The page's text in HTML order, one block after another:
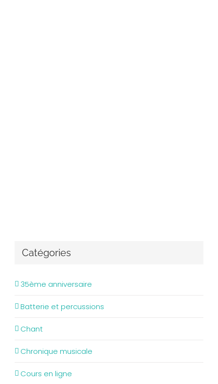
Catégories
35ème anniversaire
Batterie et percussions
Chant
Chronique musicale
Cours en ligne